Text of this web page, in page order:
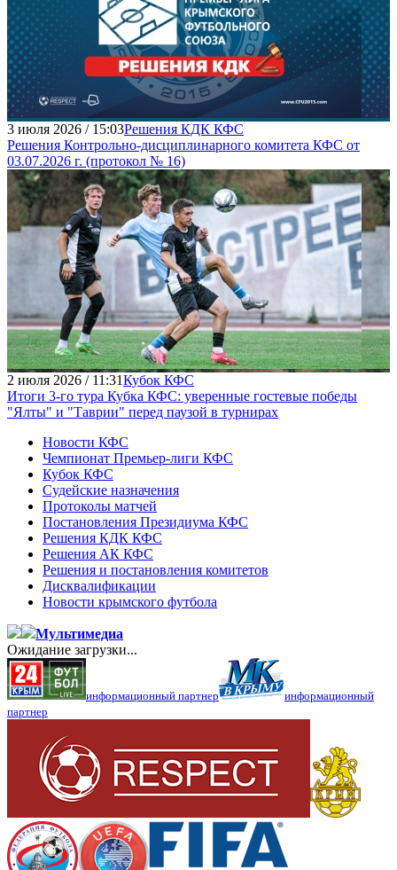
3 июля 2026 / 15:03Решения КДК КФС
Решения Контрольно-дисциплинарного комитета КФС от
03.07.2026 г. (протокол № 16)
2 июля 2026 / 11:31Кубок КФС
Итоги 3-го тура Кубка КФС: уверенные гостевые победы
"Ялты" и "Таврии" перед паузой в турнирах
Новости КФС
Чемпионат Премьер-лиги КФС
Кубок КФС
Судейские назначения
Протоколы матчей
Постановления Президиума КФС
Решения КДК КФС
Решения АК КФС
Решения и постановления комитетов
Дисквалификации
Новости крымского футбола
Мультимедиа
Ожидание загрузки...
информационный партнер
информационный
партнер